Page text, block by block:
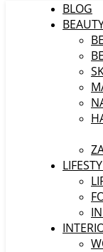
BLOG